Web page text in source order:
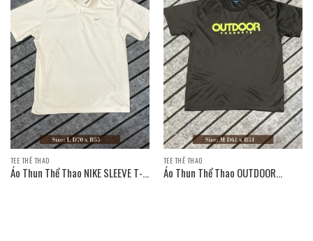
TEE THỂ THAO
Áo Thun Thể Thao NIKE SLEEVE T-
TEE THỂ THAO
Áo Thun Thể Thao OUTDOOR